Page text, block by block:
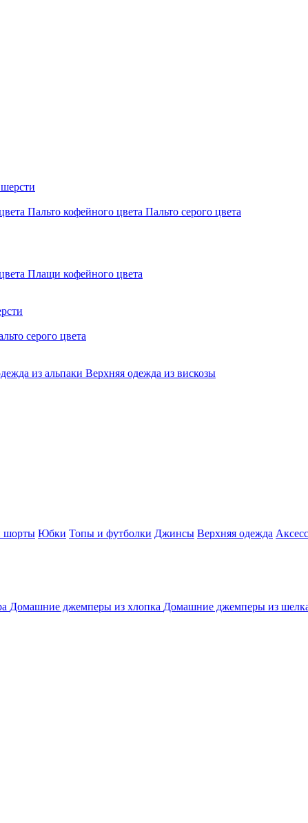
Пальто кофейного цвета Пальто серого цвета
Плащи кофейного цвета
серого цвета
из альпаки Верхняя одежда из вискозы
шорты Юбки Топы и футболки Джинсы Верхняя одежда
Домашние джемперы из хлопка Домашние джемперы из